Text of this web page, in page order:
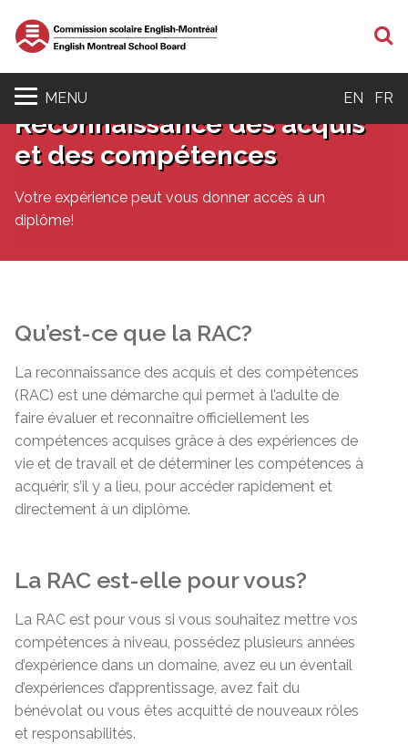
MENU EN FR
Reconnaissance des acquis
et des compétences
Votre expérience peut vous donner accès à un
diplôme!
Qu’est-ce que la RAC?
La reconnaissance des acquis et des compétences
(RAC) est une démarche qui permet à l’adulte de
faire évaluer et reconnaître officiellement les
compétences acquises grâce à des expériences de
vie et de travail et de déterminer les compétences à
acquérir, s’il y a lieu, pour accéder rapidement et
directement à un diplôme.
La RAC est-elle pour vous?
La RAC est pour vous si vous souhaitez mettre vos
compétences à niveau, possédez plusieurs années
d’expérience dans un domaine, avez eu un éventail
d’expériences d’apprentissage, avez fait du
bénévolat ou vous êtes acquitté de nouveaux rôles
et responsabilités.